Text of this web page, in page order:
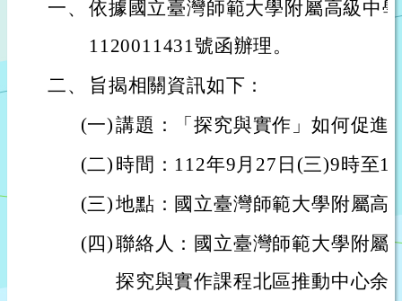
一、 依據國立臺灣師範大學附屬高級中
1120011431號函辦理。
二、
旨揭相關資訊如下：
(一)講題：「探究與實作」如何促進
(二) 時間：112年9月27日(三)9時至
(三)地點：國立臺灣師範大學附屬高
(四)聯絡人：國立臺灣師範大學附屬
探究與實作課程北區推動中心余